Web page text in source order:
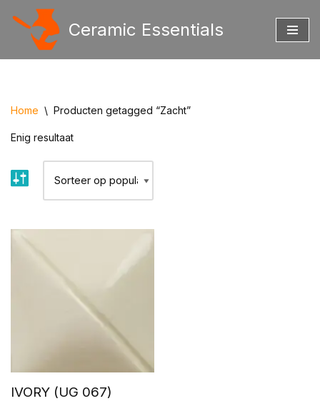
Ceramic Essentials
Home \ Producten getagged “Zacht”
Enig resultaat
IVORY (UG 067)